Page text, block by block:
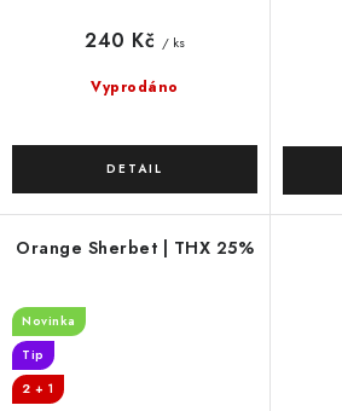
Vyprodáno
240 Kč / ks
Orange Sherbet | THX 25%
Novinka
Tip
2 + 1